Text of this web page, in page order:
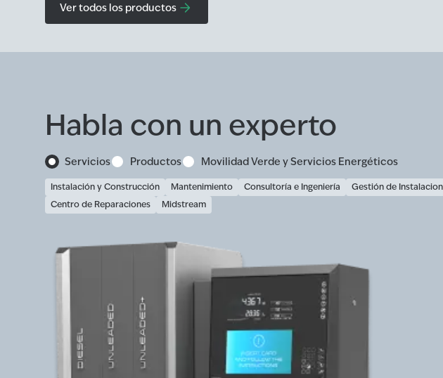
Ver todos los productos
Habla con un experto
Servicios Productos Movilidad Verde y Servicios Energéticos
Instalación y Construcción Mantenimiento Consultoría e Ingeniería
Gestión de
Centro de Reparaciones
Midstream